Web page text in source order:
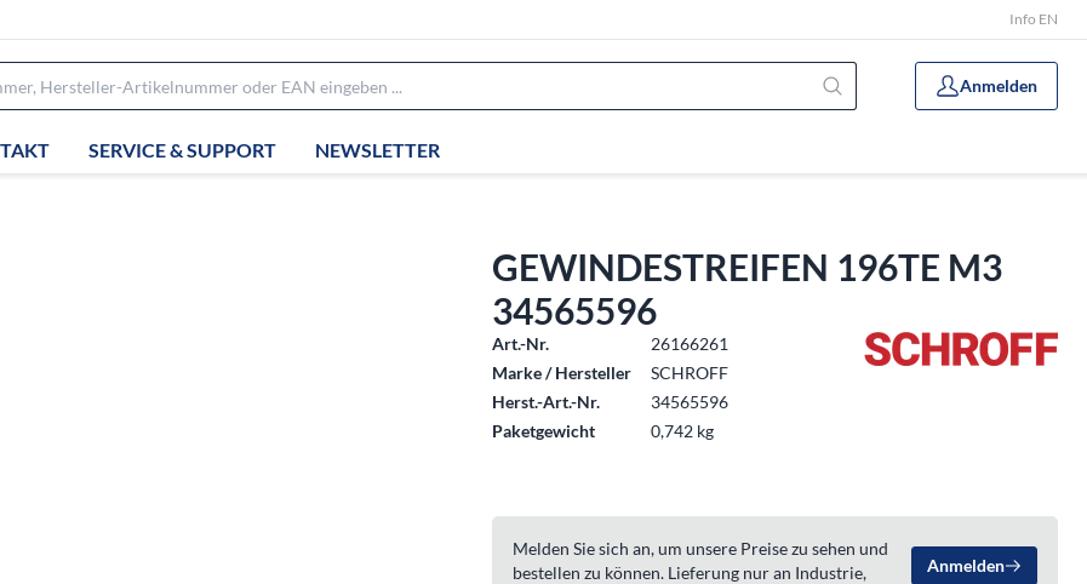
Info EN
Anmelden
SERVICE & SUPPORT NEWSLETTER
GEWINDESTREIFEN 196TE M3
34565596
Art.-Nr.
26166261
Marke / Hersteller
SCHROFF
Herst.-Art.-Nr.
34565596
Paketgewicht
0,742 kg
Melden Sie sich an, um unsere Preise zu sehen und
bestellen zu können. Lieferung nur an Industrie,
Anmelden